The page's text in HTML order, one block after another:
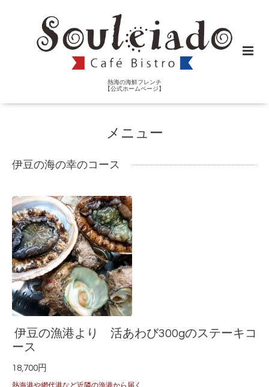
熱海の海鮮フレンチ
【公式ホームページ】
メニュー
伊豆の海の幸のコース
伊豆の漁港より 活あわび300gのステーキコ
ース
18,700円
熱海港や網代港など近隣の漁港から届く